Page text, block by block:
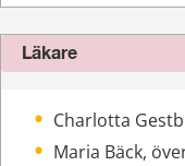
Läkare
Charlotta
Maria Bäck,